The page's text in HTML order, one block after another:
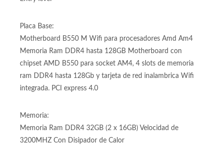
Tarjeta de Video Radeon RX 6600 marca AMD RX 6600 de
8GB GDDR6. Tarjeta gráfica para videojuegos y trabajo
Entry level
Placa Base:
Motherboard B550 M Wifi para procesadores Amd Am4
chipset AMD B550 para socket AM4, 4 slots de memoria
ram DDR4 hasta 128Gb y tarjeta de red inalambrica Wifi
integrada. PCI express 4.0